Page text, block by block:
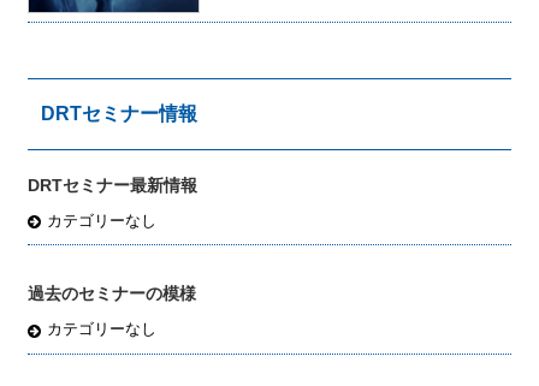
DRTセミナー情報
DRTセミナー最新情報
カテゴリーなし
過去のセミナーの模様
カテゴリーなし